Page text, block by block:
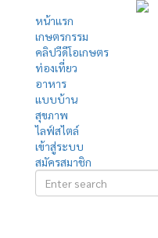
หน้าแรก
เกษตรกรรม
คลิปวีดีโอเกษตร
ท่องเที่ยว
อาหาร
แบบบ้าน
สุขภาพ
ไลฟ์สไตล์
เข้าสู่ระบบ
สมัครสมาชิก